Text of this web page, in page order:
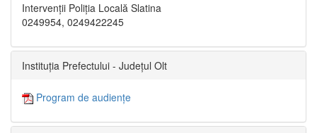
Intervenții Poliția Locală Slatina
0249954, 0249422245
Instituția Prefectului - Județul Olt
Program de audiențe